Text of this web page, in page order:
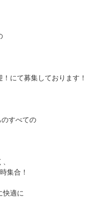
にて募集しております！
すべての
集合！
快適に